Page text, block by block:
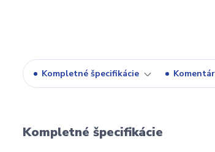
Kompletné špecifikácie
Kompletné špecifikácie